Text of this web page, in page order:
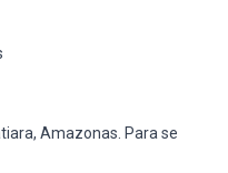
Amazonas. Para se